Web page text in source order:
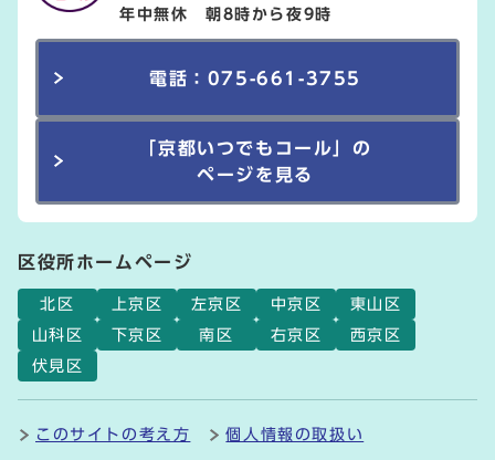
年中無休 朝8時から夜9時
電話：075-661-3755
「京都いつでもコール」の
ページを見る
区役所ホームページ
北区 上京区 左京区 中京区
東山区
山科区
下京区 南区 右京区
西京区
伏見区
このサイトの考え方 個人情報の取扱い